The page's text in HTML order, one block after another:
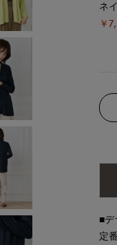
ネ
￥
■デ
定